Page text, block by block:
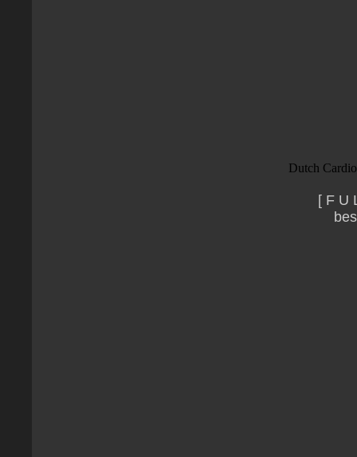
Dutch
[ F U